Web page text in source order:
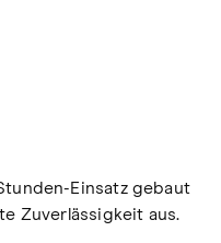
Einsatz gebaut
Zuverlässigkeit aus.